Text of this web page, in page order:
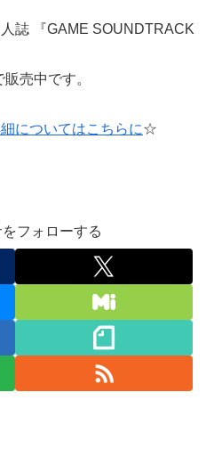
誌 『GAME SOUNDTRACK
販売中です。
についてはこちらに☆
フォローする